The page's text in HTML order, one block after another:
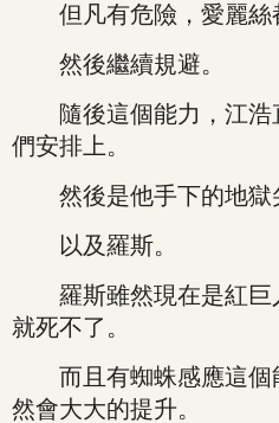
但凡有危險，愛麗絲
然後繼續規避。
隨後這個能力，江浩
們安排上。
然後是他手下的地獄
以及羅斯。
羅斯雖然現在是紅巨
就死不了。
而且有蜘蛛感應這個
然會大大的提升。